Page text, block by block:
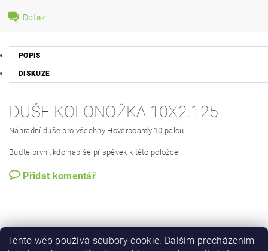
Dotaz
POPIS
DISKUZE
DUŠE KOLONOŽKA 10X2.125
Náhradní duše pro všechny Hoverboardy 10 palců.
Buďte první, kdo napíše příspěvek k této položce.
Přidat komentář
Tento web používá soubory cookie. Dalším procházením